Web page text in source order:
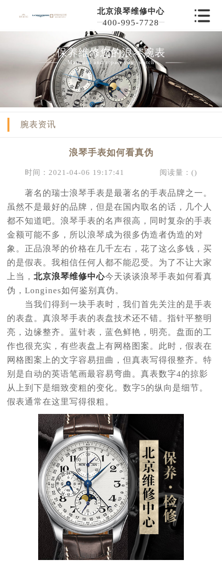
北京浪琴维修中心
400-995-7728
保养维修您的浪琴腕表
Maintain and repair your watch
腕表资讯
浪琴手表如何看真伪
时间：2021-04-06 19:17:41 阅读量：()
著名的瑞士浪琴手表是最著名的手表品牌之一。
虽然不是最好的品牌，但是在国内取名的话，几个人
都不知道吧。浪琴手表的名声很高，同时复杂的手表
金额可能不多，所以浪琴成为很多伪造者伪造的对
象。正品浪琴的价格在几千左右，花了这么多钱，买
的是假表。我相信任何人都不能忍受。为了不让大家
上当， 北京浪琴维修中心今天谈谈浪琴手表如何看真
伪，Longines如何鉴别真伪。
当我们得到一块手表时，我们首先关注的是手表
的表盘。真浪琴手表的表盘技术还不错。指针平整明
亮，边缘整齐。蓝针表，蓝色鲜艳，明亮。盘面的工
作也很充实，有些表盘上有网格图案。此时，假表在
网格图案上的文字容易扭曲，但真表写得很整齐。特
别是自动的英语笔画最容易弯曲。真表数字4的掠影
从上到下是细致变粗的变化。数字5的纵向是细节。
假表通常在这里写得很粗。